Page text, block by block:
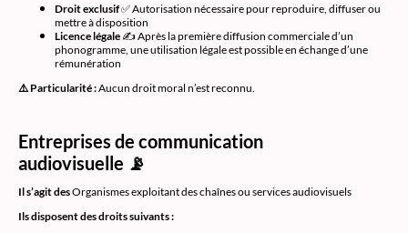
Droit exclusif✅ Autorisation nécessaire pour reproduire, diffuser ou
mettre à disposition
Licence légale ✍️ Après la première diffusion commerciale d’un
phonogramme, une utilisation légale est possible en échange d’une
rémunération
⚠️ Particularité :Aucun droit moral n’est reconnu.
Entreprises de communication
audiovisuelle 📡
Il s’agit desOrganismes exploitant des chaînes ou services audiovisuels
Ils disposent des droits suivants :